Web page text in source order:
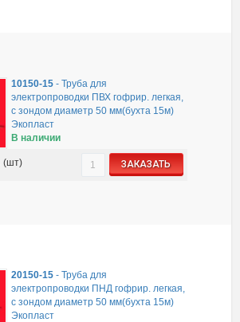
10150-15 -Труба для
электропроводки ПВХ гофрир. легкая,
с зондом диаметр 50 мм(бухта 15м)
Экопласт
В наличии
(шт) ЗАКАЗАТЬ
20150-15 -Труба для
электропроводки ПНД гофрир. легкая,
с зондом диаметр 50 мм(бухта 15м)
Экопласт